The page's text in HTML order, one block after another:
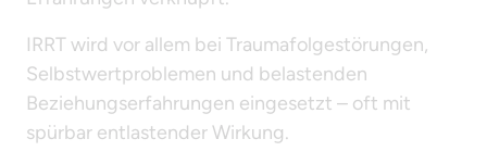
IRRT wird vor allem bei Traumafolgestörungen,
Selbstwertproblemen und belastenden
Beziehungserfahrungen eingesetzt – oft mit
spürbar entlastender Wirkung.